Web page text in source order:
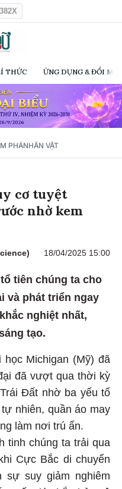
THỨC ỨNG DỤNG & ĐỔI
PHÁNHÂN VẬT
cơ tuyệt
nhờ kem
18/04/2025 15:00
tiên chúng ta cho
và phát triển ngay
nghiệt nhất,
tạo.
Michigan (Mỹ) đã
đã vượt qua thời kỳ
Đất nhờ ba yếu tố
nhiên, quần áo may
làm nơi trú ẩn.
tinh chúng ta trải qua
Cực Bắc di chuyển
sự suy giảm nghiêm